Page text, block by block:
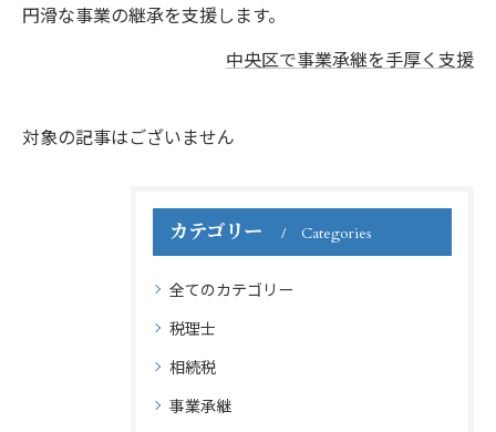
円滑な事業の継承を支援します。
中央区で事業承継を手厚く支援
対象の記事はございません
カテゴリー Categories
全てのカテゴリー
税理士
相続税
事業承継